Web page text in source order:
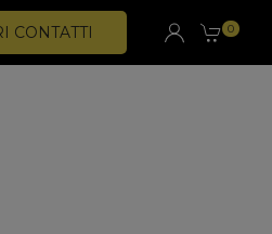
CONTATTI
0